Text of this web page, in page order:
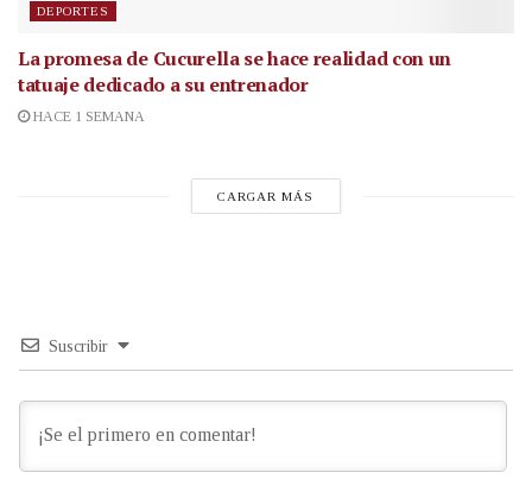
DEPORTES
La promesa de Cucurella se hace realidad con un
tatuaje dedicado a su entrenador
HACE 1 SEMANA
CARGAR MÁS
Suscribir